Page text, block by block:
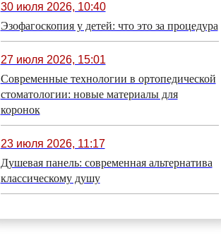
30 июля 2026, 10:40
Эзофагоскопия у детей: что это за процедура
27 июля 2026, 15:01
Современные технологии в ортопедической
стоматологии: новые материалы для
коронок
23 июля 2026, 11:17
Душевая панель: современная альтернатива
классическому душу